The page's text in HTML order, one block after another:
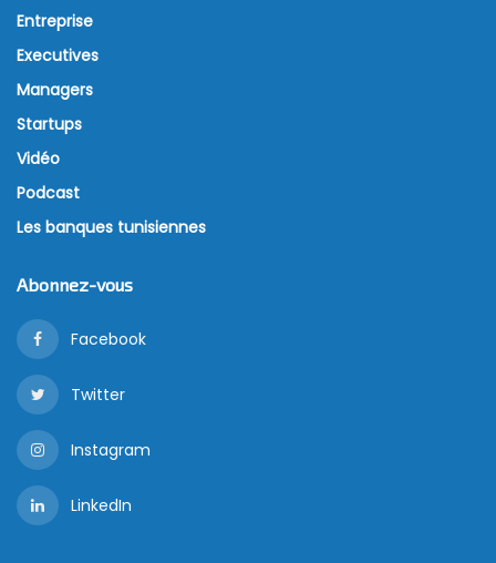
Entreprise
Executives
Managers
Startups
Vidéo
Podcast
Les banques tunisiennes
Abonnez-vous
Facebook
Twitter
Instagram
LinkedIn